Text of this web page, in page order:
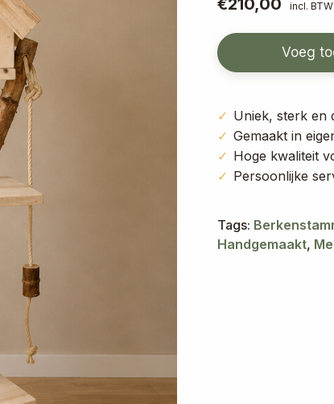
0
op
geb
ase
erd
op
nt
waa
–
plateaus
aantal
incl. BTW
Voeg
Uniek, sterk en
Gemaakt in
Hoge kwaliteit
Persoonlijke
Tags:
Handgemaakt,